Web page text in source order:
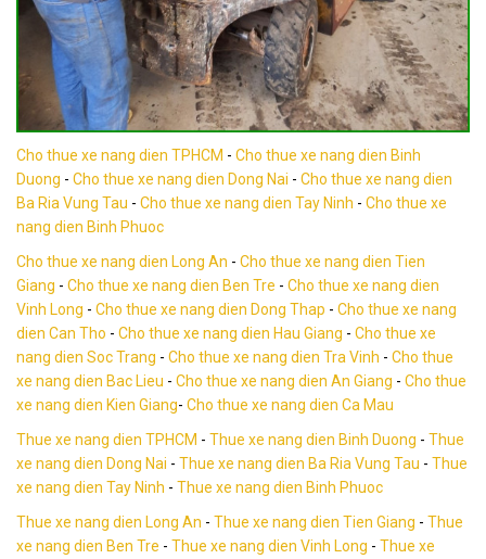
Cho thue xe nang dien TPHCM - Cho thue xe nang dien Binh
Duong - Cho thue xe nang dien Dong Nai - Cho thue xe nang dien
Ba Ria Vung Tau - Cho thue xe nang dien Tay Ninh - Cho thue xe
nang dien Binh Phuoc
Cho thue xe nang dien Long An - Cho thue xe nang dien Tien
Giang - Cho thue xe nang dien Ben Tre - Cho thue xe nang dien
Vinh Long - Cho thue xe nang dien Dong Thap - Cho thue xe nang
dien Can Tho - Cho thue xe nang dien Hau Giang - Cho thue xe
nang dien Soc Trang - Cho thue xe nang dien Tra Vinh - Cho thue
xe nang dien Bac Lieu - Cho thue xe nang dien An Giang - Cho thue
xe nang dien Kien Giang- Cho thue xe nang dien Ca Mau
Thue xe nang dien TPHCM - Thue xe nang dien Binh Duong - Thue
xe nang dien Dong Nai - Thue xe nang dien Ba Ria Vung Tau - Thue
xe nang dien Tay Ninh - Thue xe nang dien Binh Phuoc
Thue xe nang dien Long An - Thue xe nang dien Tien Giang - Thue
xe nang dien Ben Tre - Thue xe nang dien Vinh Long - Thue xe